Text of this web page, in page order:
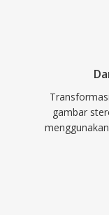
gambar